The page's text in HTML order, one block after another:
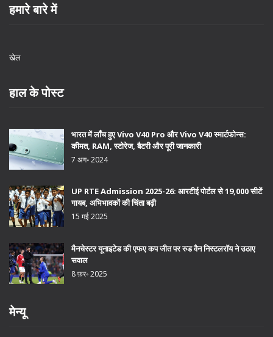
हमारे बारे में
खेल
हाल के पोस्ट
भारत में लॉंच हुए Vivo V40 Pro और Vivo V40 स्मार्टफोन्स:
कीमत, RAM, स्टोरेज, बैटरी और पूरी जानकारी
7 अग॰ 2024
UP RTE Admission 2025-26: आरटीई पोर्टल से 19,000 सीटें
गायब, अभिभावकों की चिंता बढ़ी
15 मई 2025
मैनचेस्टर यूनाइटेड की एफए कप जीत पर रुड वैन निस्टलरॉय ने उठाए
सवाल
8 फ़र॰ 2025
मेन्यू